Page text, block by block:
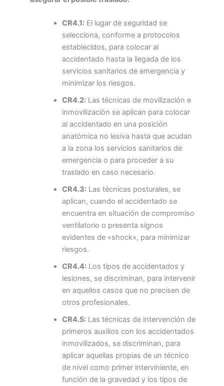
CR4.1:El lugar de seguridad se
selecciona, conforme a protocolos
establecidos, para colocar al
accidentado hasta la llegada de los
servicios sanitarios de emergencia y
minimizar los riesgos.
CR4.2:Las técnicas de movilización e
inmovilización se aplican para colocar
al accidentado en una posición
anatómica no lesiva hasta que acudan
a la zona los servicios sanitarios de
emergencia o para proceder a su
traslado en caso necesario.
CR4.3:Las técnicas posturales, se
aplican, cuando el accidentado se
encuentra en situación de compromiso
ventilatorio o presenta signos
evidentes de «shock», para minimizar
riesgos.
CR4.4:Los tipos de accidentados y
lesiones, se discriminan, para intervenir
en aquellos casos que no precisen de
otros profesionales.
CR4.5:Las técnicas de intervención de
primeros auxilios con los accidentados
inmovilizados, se discriminan, para
aplicar aquellas propias de un técnico
de nivel como primer interviniente, en
función de la gravedad y los tipos de